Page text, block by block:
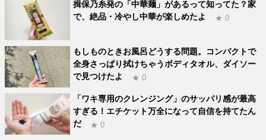
揖保乃糸発の「中華麺」があるって知ってた？家
で、絶品・冷やし中華が楽しめたよ
★ 0
もしものときお風呂どうする問題。コンパクトで
全身さっぱり拭けちゃうボディタオル、ダイソー
で見つけたよ
★ 0
「ワキ専用のクレンジング」のサッパリ感が最高
すぎる！エチケット万全になって自信を持てたん
だ
★ 0